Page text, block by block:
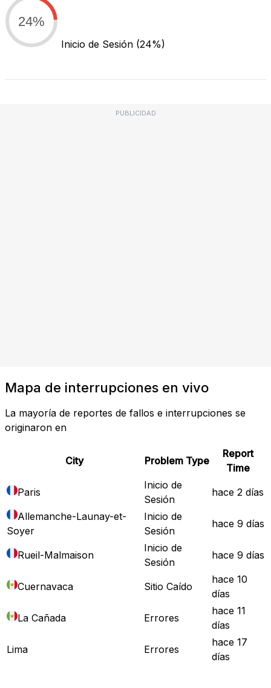
24%
Inicio de Sesión (24%)
PUBLICIDAD
Mapa de interrupciones en vivo
La mayoría de reportes de fallos e interrupciones se
originaron en
City Problem Type
Report
Time
Paris
Inicio de
Sesión
hace 2 días
Allemanche-Launay-et-
Soyer
Inicio de
Sesión
hace 9 días
Rueil-Malmaison
Inicio de
Sesión
hace 9 días
Cuernavaca Sitio Caído
hace 10
días
La Cañada
Errores
hace 11
días
Lima
Errores
hace 17
días